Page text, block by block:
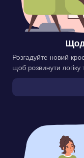
Розгадуйте новий
щоб розвинути